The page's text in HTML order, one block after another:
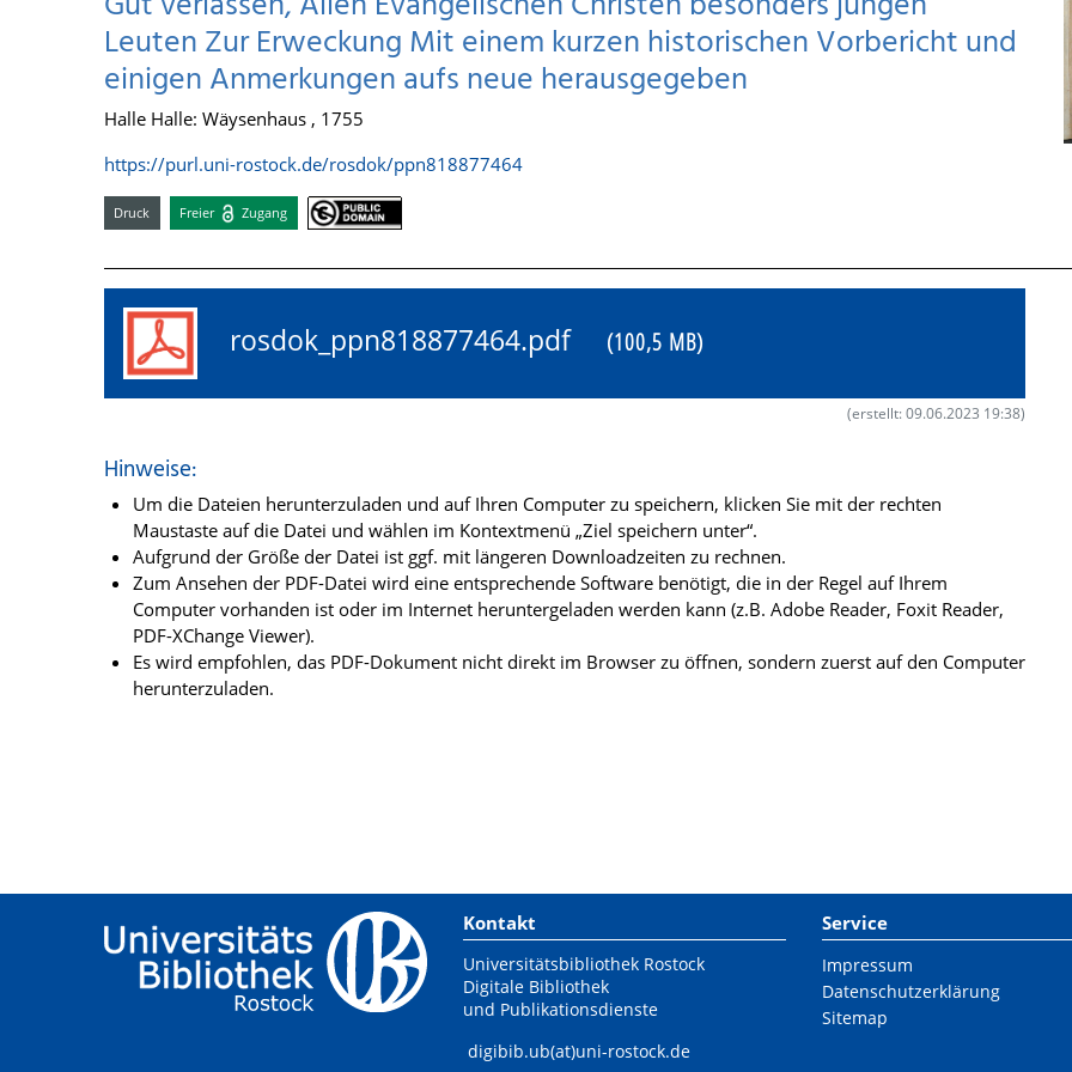
Leuten Zur Erweckung Mit einem kurzen historischen Vorbericht und
einigen Anmerkungen aufs neue herausgegeben
Halle Halle: Wäysenhaus , 1755
https://purl.uni-rostock.de/rosdok/ppn818877464
Druck Freier Zugang
rosdok_ppn818877464.pdf (100,5 MB)
(erstellt: 09.06.2023 19:38)
Hinweise:
Um die Dateien herunterzuladen und auf Ihren Computer zu speichern, klicken Sie mit der rechten
Maustaste auf die Datei und wählen im Kontextmenü „Ziel speichern unter“.
Aufgrund der Größe der Datei ist ggf. mit längeren Downloadzeiten zu rechnen.
Zum Ansehen der PDF-Datei wird eine entsprechende Software benötigt, die in der Regel auf Ihrem
Computer vorhanden ist oder im Internet heruntergeladen werden kann (z.B. Adobe Reader, Foxit Reader,
PDF-XChange Viewer).
Es wird empfohlen, das PDF-Dokument nicht direkt im Browser zu öffnen, sondern zuerst auf den Computer
herunterzuladen.
Kontakt
Universitätsbibliothek Rostock
Digitale Bibliothek
und Publikationsdienste
digibib.ub(at)uni-rostock.de
Service
Impressum
Datenschutzerklärung
Sitemap